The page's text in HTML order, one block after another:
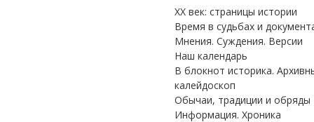
ХХ век: страницы истории
Время в судьбах и
Мнения. Суждения. Версии
Наш календарь
В блокнот историка.
калейдоскоп
Обычаи, традиции и обряды
Информация. Хроника